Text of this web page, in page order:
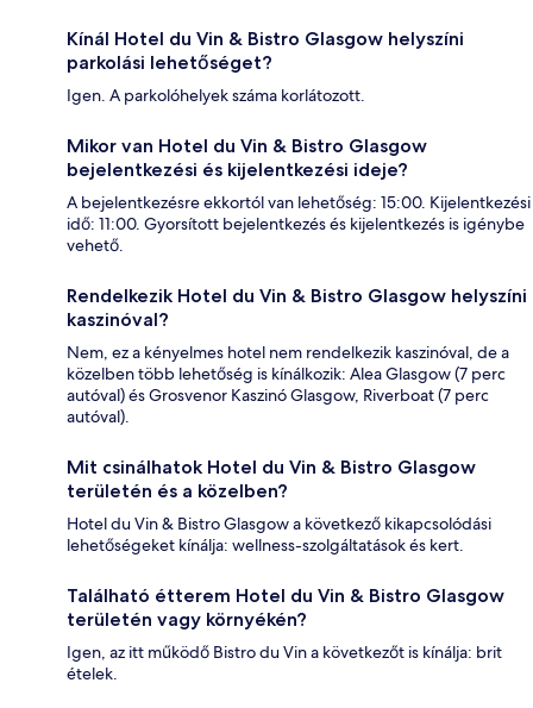
Kínál Hotel du Vin & Bistro Glasgow helyszíni
parkolási lehetőséget?
Igen. A parkolóhelyek száma korlátozott.
Mikor van Hotel du Vin & Bistro Glasgow
bejelentkezési és kijelentkezési ideje?
A bejelentkezésre ekkortól van lehetőség: 15:00. Kijelentkezési
idő: 11:00. Gyorsított bejelentkezés és kijelentkezés is igénybe
vehető.
Rendelkezik Hotel du Vin & Bistro Glasgow helyszíni
kaszinóval?
Nem, ez a kényelmes hotel nem rendelkezik kaszinóval, de a
közelben több lehetőség is kínálkozik: Alea Glasgow (7 perc
autóval) és Grosvenor Kaszinó Glasgow, Riverboat (7 perc
autóval).
Mit csinálhatok Hotel du Vin & Bistro Glasgow
területén és a közelben?
Hotel du Vin & Bistro Glasgow a következő kikapcsolódási
lehetőségeket kínálja: wellness-szolgáltatások és kert.
Található étterem Hotel du Vin & Bistro Glasgow
területén vagy környékén?
Igen, az itt működő Bistro du Vin a következőt is kínálja: brit
ételek.